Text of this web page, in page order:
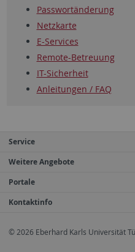
Passwortänderung
Netzkarte
E-Services
Remote-Betreuung
IT-Sicherheit
Anleitungen / FAQ
Service
Weitere Angebote
Portale
Kontaktinfo
© 2026 Eberhard Karls Universität